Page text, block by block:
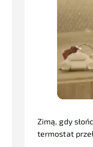
Zimą , gdy
termostat